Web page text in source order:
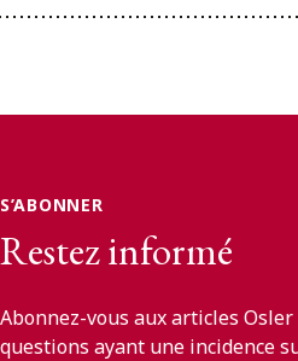
S’ABONNER
Restez informé
Abonnez-vous aux articles
questions ayant une incidence